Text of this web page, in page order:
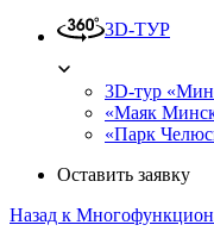
3D-ТУР
3D-тур
«Маяк
«Парк
Оставить заявку
Назад к